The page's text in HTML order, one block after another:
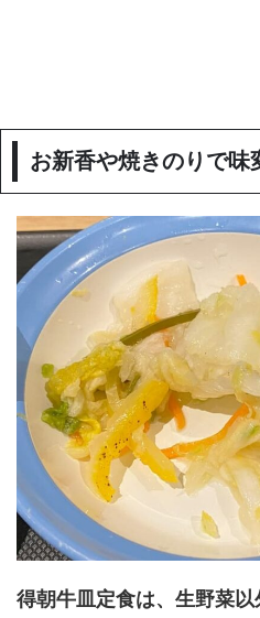
お新香や焼きのりで味
得朝牛皿定食は、生野菜